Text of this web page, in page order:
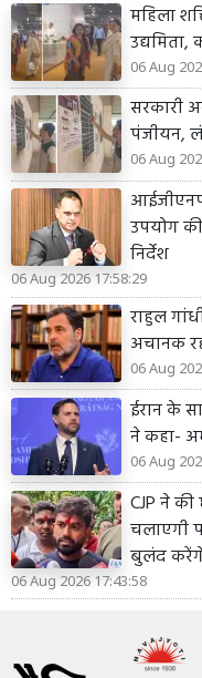
महिला
06 Aug
सरकारी
पंजीयन,
06 Aug
उपयोग
निर्देश
06 Aug 2026 17:58:29
राहुल
अचानक
06 Aug
ईरान के
ने कहा-
06 Aug
CJP ने
चलाएगी
बुलंद
06 Aug 2026 17:43:58